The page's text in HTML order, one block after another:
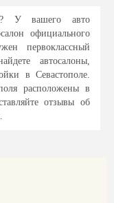
У вашего авто
официального
первоклассный
автосалоны,
в Севастополе.
расположены в
отзывы об